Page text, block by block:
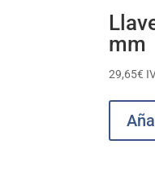
mm
29,65€